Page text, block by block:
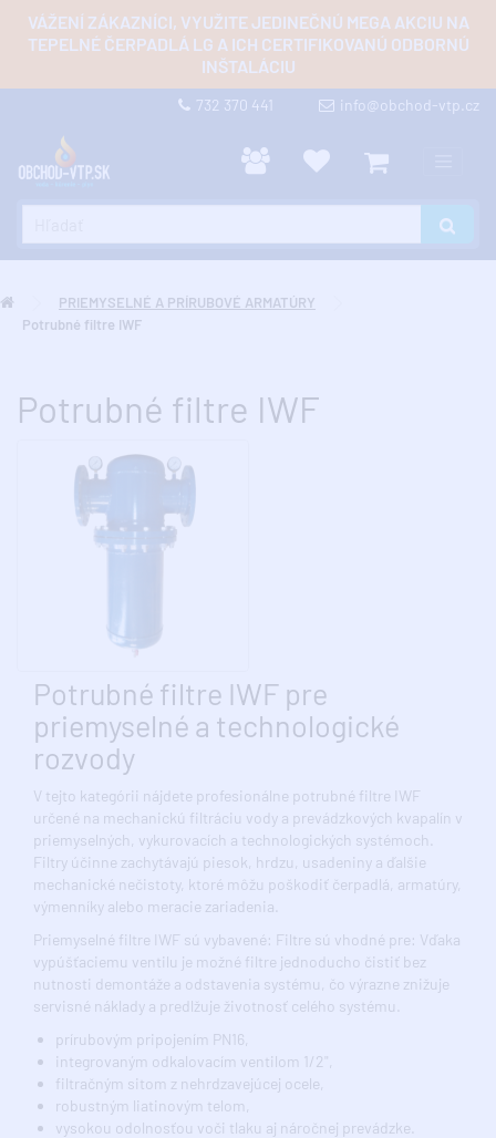
VÁŽENÍ ZÁKAZNÍCI, VYUŽITE JEDINEČNÚ MEGA AKCIU NA
TEPELNÉ ČERPADLÁ LG A ICH CERTIFIKOVANÚ ODBORNÚ
INŠTALÁCIU
732 370 441 info@obchod-vtp.cz
PRIEMYSELNÉ A PRÍRUBOVÉ ARMATÚRY
Potrubné filtre IWF
Potrubné filtre IWF
Potrubné filtre IWF pre
priemyselné a technologické
rozvody
V tejto kategórii nájdete profesionálne potrubné filtre IWF
určené na mechanickú filtráciu vody a prevádzkových kvapalín v
priemyselných, vykurovacích a technologických systémoch.
Filtry účinne zachytávajú piesok, hrdzu, usadeniny a ďalšie
mechanické nečistoty, ktoré môžu poškodiť čerpadlá, armatúry,
výmenníky alebo meracie zariadenia.
Priemyselné filtre IWF sú vybavené: Filtre sú vhodné pre: Vďaka
vypúšťaciemu ventilu je možné filtre jednoducho čistiť bez
nutnosti demontáže a odstavenia systému, čo výrazne znižuje
servisné náklady a predlžuje životnosť celého systému.
prírubovým pripojením PN16,
integrovaným odkalovacím ventilom 1/2",
filtračným sitom z nehrdzavejúcej ocele,
robustným liatinovým telom,
vysokou odolnosťou voči tlaku aj náročnej prevádzke.